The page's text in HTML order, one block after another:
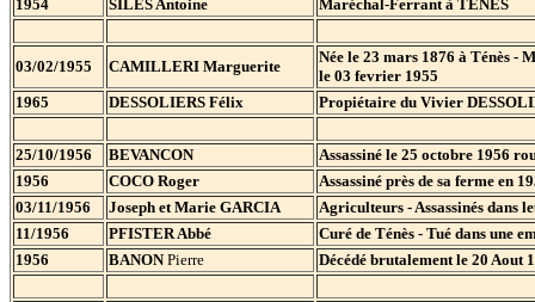
1954 SILES Antoine Maréchal-Ferrant à TENES
03/02/1955 CAMILLERI Marguerite
Née le 23 mars 1876 à Ténès -
le 03 fevrier 1955
1965
DESSOLIERS Félix Propiétaire du Vivier
25/10/1956 BEVANCON
Assassiné le 25 octobre 1956
1956
COCO Roger
Assassiné près de sa ferme en
03/11/1956
Joseph et Marie GARCIA
Agriculteurs - Assassinés dans
11/1956
PFISTER Abbé
Curé de Ténès - Tué dans une
1956
BANONPierre Décédé brutalement le 20 Aout